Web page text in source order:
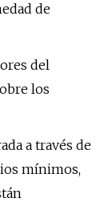
de
del
los
a través de
mínimos,